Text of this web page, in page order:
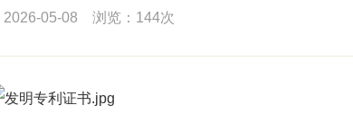
2026-05-08 浏览：144次